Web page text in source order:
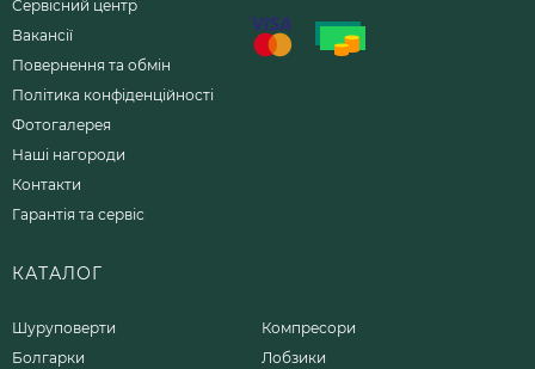
Сервісний центр
Вакансії
Повернення та обмін
Політика конфіденційності
Фотогалерея
Наші нагороди
Контакти
Гарантія та сервіс
КАТАЛОГ
Шуруповерти
Болгарки
Компресори
Лобзики